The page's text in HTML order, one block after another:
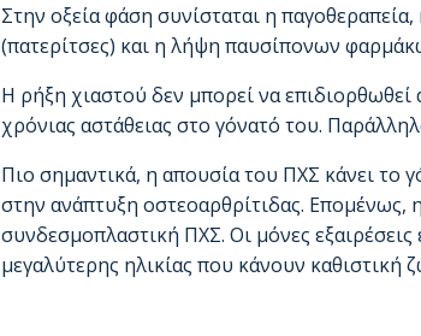
Στην οξεία φάση συνίσταται η
(πατερίτσες) και η λήψη παυσίπονων
Η ρήξη χιαστού δεν μπορεί να
χρόνιας αστάθειας στο γόνατό του.
Πιο σημαντικά, η απουσία του ΠΧΣ κάνει το
στην ανάπτυξη οστεοαρθρίτιδας. Επομένως,
συνδεσμοπλαστική ΠΧΣ. Οι μόνες
μεγαλύτερης ηλικίας που κάνουν